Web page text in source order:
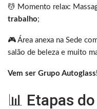
💆‍️ Momento relax:
trabalho;
🎮 Área anexa na Sede
salão de beleza e muito
Vem ser Grupo
📊 Etapas